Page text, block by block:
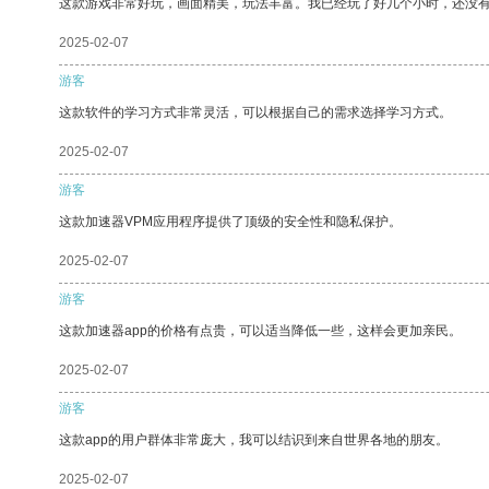
这款游戏非常好玩，画面精美，玩法丰富。我已经玩了好几个小时，还没
2025-02-07
游客
这款软件的学习方式非常灵活，可以根据自己的需求选择学习方式。
2025-02-07
游客
这款加速器VPM应用程序提供了顶级的安全性和隐私保护。
2025-02-07
游客
这款加速器app的价格有点贵，可以适当降低一些，这样会更加亲民。
2025-02-07
游客
这款app的用户群体非常庞大，我可以结识到来自世界各地的朋友。
2025-02-07